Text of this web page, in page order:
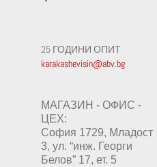
25 ГОДИНИ ОПИТ
karakashevisin@abv.bg
МАГАЗИН - ОФИС -
ЦЕХ:
София 1729, Младост
3, ул. “инж. Георги
Белов” 17, ет. 5